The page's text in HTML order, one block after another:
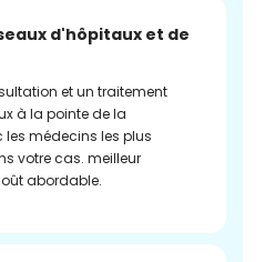
d'hôpitaux et de
et un traitement
à la pointe de la
médecins les plus
votre cas. meilleur
abordable.